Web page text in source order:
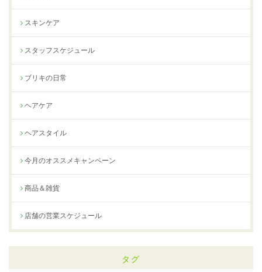
スキンケア
スタッフスケジュール
ブリキの日常
ヘアケア
ヘアスタイル
今月のオススメキャンペーン
商品＆雑貨
店舗の営業スケジュール
タグ